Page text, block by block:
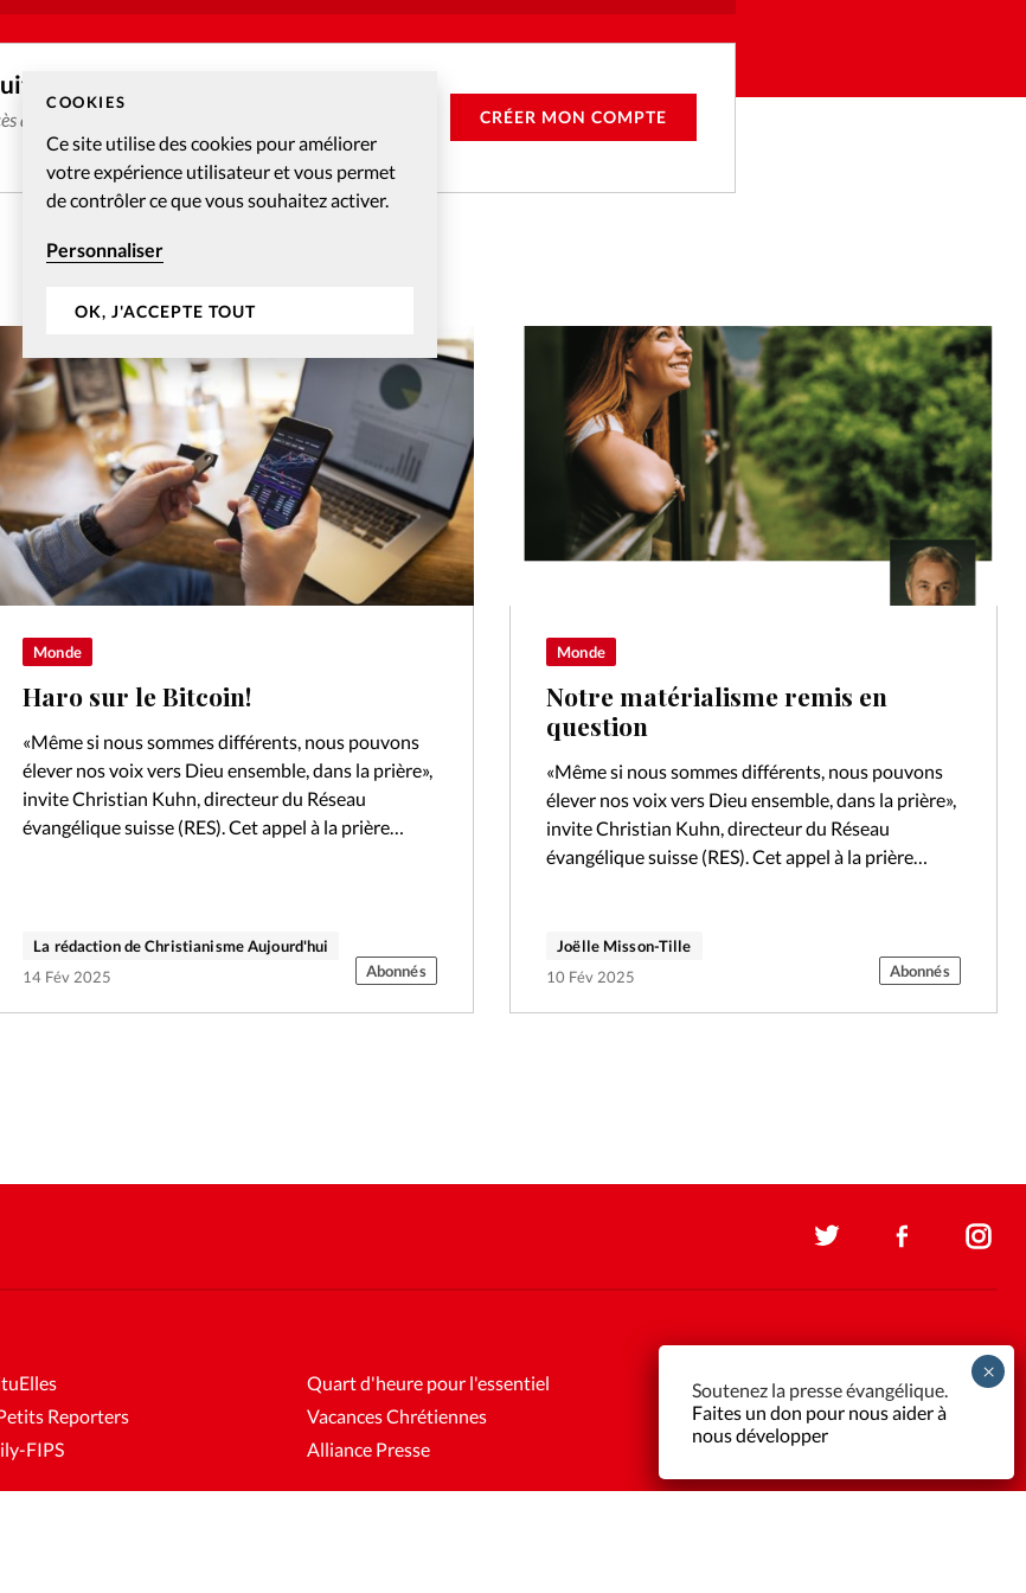
COOKIES
Ce site utilise des cookies pour améliorer
votre expérience utilisateur et vous permet
de contrôler ce que vous souhaitez activer.
Personnaliser
OK, J'ACCEPTE TOUT
aux articles web réservés aux abonnés pendant 14
CRÉER MON COMPTE
Monde
Haro sur le Bitcoin!
«Même si nous sommes différents, nous pouvons
élever nos voix vers Dieu ensemble, dans la prière»,
invite Christian Kuhn, directeur du Réseau
évangélique suisse (RES). Cet appel à la prière
La rédaction de Christianisme Aujourd'hui
14 Fév 2025
Abonnés
Monde
Notre matérialisme remis en
question
«Même si nous sommes différents, nous pouvons
élever nos voix vers Dieu ensemble, dans la prière»,
invite Christian Kuhn, directeur du Réseau
évangélique suisse (RES). Cet appel à la prière
Joëlle Misson-Tille
10 Fév 2025
Abonnés
Reporters
FIPS
Quart d'heure pour l'essentiel
Vacances Chrétiennes
Alliance Presse
Soutenez la presse évangélique.
Faites un don pour nous aider à
nous développer